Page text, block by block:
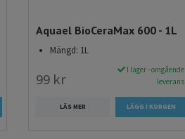
Aquael BioCeraMax 600 - 1L
Mängd: 1L
99 kr
I lager - omgående
leverans
LÄS MER